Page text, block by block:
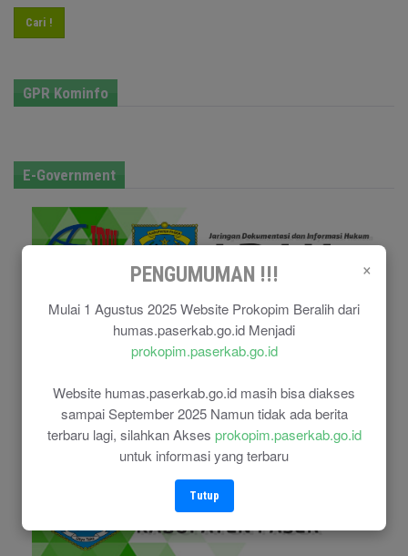
×
PENGUMUMAN !!!
Mulai 1 Agustus 2025 Website Prokopim Beralih dari
humas.paserkab.go.id Menjadi
prokopim.paserkab.go.id
Website humas.paserkab.go.id masih bisa diakses
sampai September 2025 Namun tidak ada berita
terbaru lagi, silahkan Akses prokopim.paserkab.go.id
untuk informasi yang terbaru
Tutup
Cari !
GPR Kominfo
E-Government